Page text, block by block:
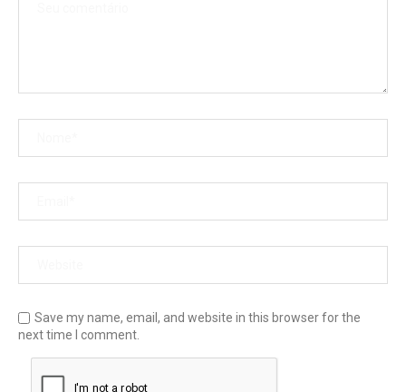
Save my name, email, and website in this browser for the
next time I comment.